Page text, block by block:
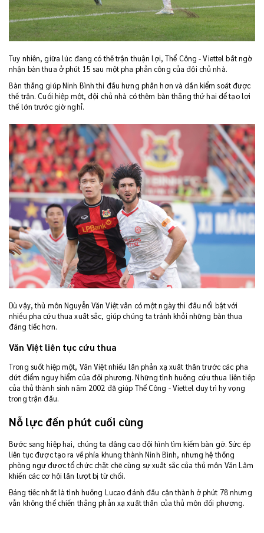
Tuy nhiên, giữa lúc đang có thế trận thuận lợi, Thể Công - Viettel bất ngờ
nhận bàn thua ở phút 15 sau một pha phản công của đội chủ nhà.
Bàn thắng giúp Ninh Bình thi đấu hưng phấn hơn và dần kiểm soát được
thế trận. Cuối hiệp một, đội chủ nhà có thêm bàn thắng thứ hai để tạo lợi
thế lớn trước giờ nghỉ.
Dù vậy, thủ môn Nguyễn Văn Việt vẫn có một ngày thi đấu nổi bật với
nhiều pha cứu thua xuất sắc, giúp chúng ta tránh khỏi những bàn thua
đáng tiếc hơn.
Văn Việt liên tục cứu thua
Trong suốt hiệp một, Văn Việt nhiều lần phản xạ xuất thần trước các pha
dứt điểm nguy hiểm của đối phương. Những tình huống cứu thua liên tiếp
của thủ thành sinh năm 2002 đã giúp Thể Công - Viettel duy trì hy vọng
trong trận đấu.
Nỗ lực đến phút cuối cùng
Bước sang hiệp hai, chúng ta dâng cao đội hình tìm kiếm bàn gỡ. Sức ép
liên tục được tạo ra về phía khung thành Ninh Bình, nhưng hệ thống
phòng ngự được tổ chức chặt chẽ cùng sự xuất sắc của thủ môn Văn Lâm
khiến các cơ hội lần lượt bị từ chối.
Đáng tiếc nhất là tình huống Lucao đánh đầu cận thành ở phút 78 nhưng
vẫn không thể chiến thắng phản xạ xuất thần của thủ môn đối phương.